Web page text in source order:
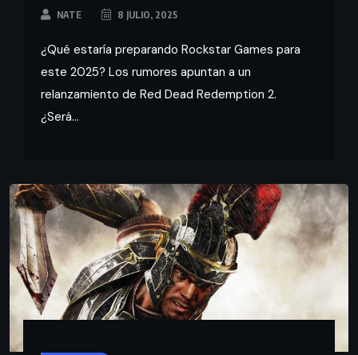
NATE 8 JULIO, 2025
¿Qué estaría preparando Rockstar Games para
este 2025? Los rumores apuntan a un
relanzamiento de Red Dead Redemption 2.
¿Será...